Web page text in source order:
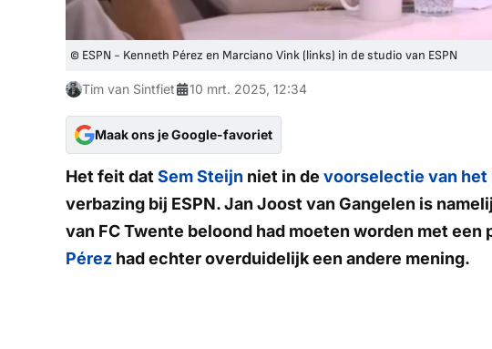
© ESPN - Kenneth Pérez en Marciano Vink (links) in de studio van ESPN
Tim van Sintfiet 10 mrt. 2025, 12:34
Maak ons je Google-favoriet
Het feit dat Sem Steijn niet in de voorselectie van het
verbazing bij ESPN. Jan Joost van Gangelen is
van FC Twente beloond had moeten worden met
Pérez had echter overduidelijk een andere mening.